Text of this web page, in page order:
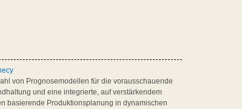
von Prognosemodellen für die vorausschauende
und eine integrierte, auf verstärkendem
basierende Produktionsplanung in dynamischen